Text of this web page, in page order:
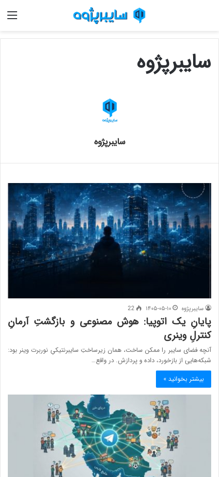
سایبرپژوه
سایبرپژوه
سایبرپژوه ۱۴۰۵-۰۵-۱۰ 22
پایانِ یک اتوپیا: هوش مصنوعی و بازگشتِ آرمانِ
کنترلِ وینری
آنچه فضای سایبر را ممکن ساخت، همان زیرساختِ سایبرنتیکیِ نوربرت وینر بود:
شبکه‌هایی از بازخورد، داده و پردازش. در واقع…
بیشتر بخوانید »